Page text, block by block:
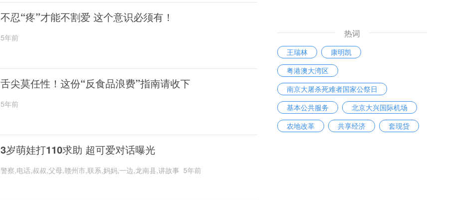
不忍“疼”才能不割爱 这个意识必须有！
5年前
舌尖莫任性！这份“反食品浪费”指南请收下
5年前
3岁萌娃打110求助 超可爱对话曝光
警察,电话,叔叔,父母,赣州市,联系,妈妈,一边,龙南县,讲故事 5年前
热词
王瑞林
康明凯
粤港澳大湾区
南京大屠杀死难者国家公祭日
基本公共服务
北京大兴国际机场
农地改革
共享经济
套现贷